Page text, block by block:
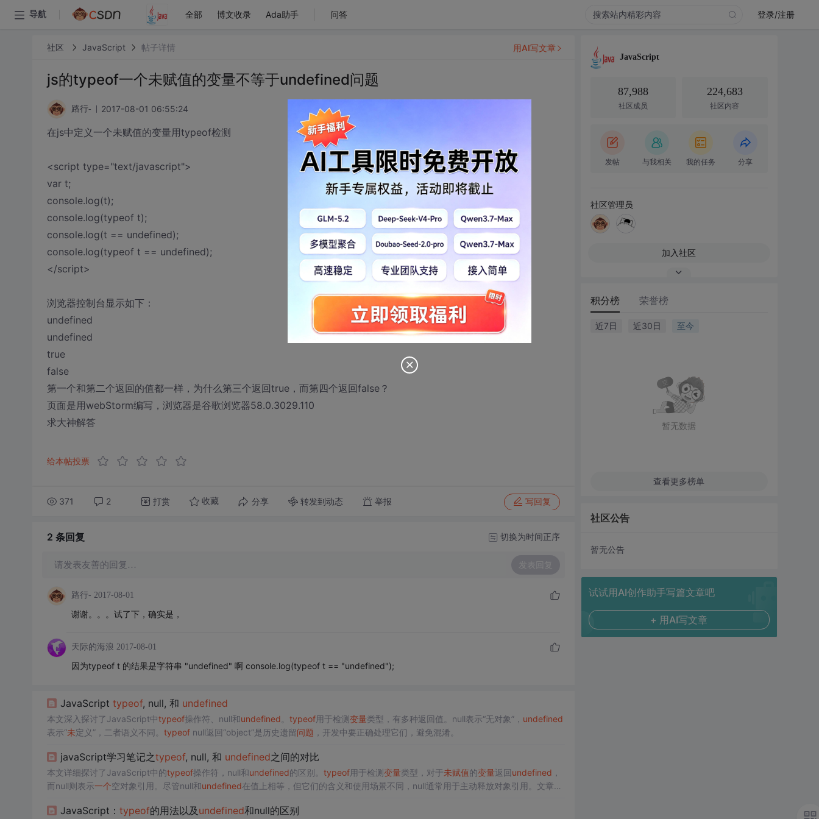
导航 全部 博文收录 Ada助手 问答 登录/注册
社区 JavaScript 帖子详情
js的typeof一个未赋值的变量不等于undefined问题
路行- 2017-08-01 06:55:24
在js中定义一个未赋值的变量用typeof检测
<script type="text/javascript">
var t;
console.log(t);
console.log(typeof t);
console.log(t == undefined);
console.log(typeof t == undefined);
</script>
浏览器控制台显示如下：
undefined
undefined
true
false
第一个和第二个返回的值都一样，为什么第三个返回true，而第四个返回false？
页面是用webStorm编写，浏览器是谷歌浏览器58.0.3029.110
求大神解答
给本帖投票
371 2 打赏 收藏 分享 转发到动态 举报 写回复
用AI写文章
2 条回复 切换为时间正序
请发表友善的回复… 发表回复
路行- 2017-08-01
谢谢。。。试了下，确实是，
天际的海浪 2017-08-01
因为typeof t 的结果是字符串 "undefined" 啊 console.log(typeof t == "undefined");
JavaScript typeof, null, 和 undefined
本文深入探讨了JavaScript中typeof操作符、null和undefined typeof用于检测变量类型，有多种返回值。null表示“无对象”， undefined
表示“未定义”，二者语义不同。 typeofnull返回“object”是历史遗留问题 ，开发中要正确处理它们，避免混淆。
javaScript学习笔记之typeof, null, 和 undefined之间的对比
本文详细探讨了JavaScript中的typeof操作符，null和undefined的区别。 typeof用于检测变量类型，对于未赋值的变量返回undefined ，
而null则表示一个空对象引用。尽管null和undefined在值上相等，但它们的含义和使用场景不同，null通常用于主动释放对象引用。文章还
JavaScript： typeof的用法以及 undefined和null的区别
JavaScript
87,988
社区成员
224,683
社区内容
发帖 与我相关 我的任务 分享
社区管理员
加入社区
积分榜 荣誉榜
近7日 近30日 至今
暂无数据
查看更多榜单
社区公告
暂无公告
试试用AI创作助手写篇文章吧
+ 用AI写文章